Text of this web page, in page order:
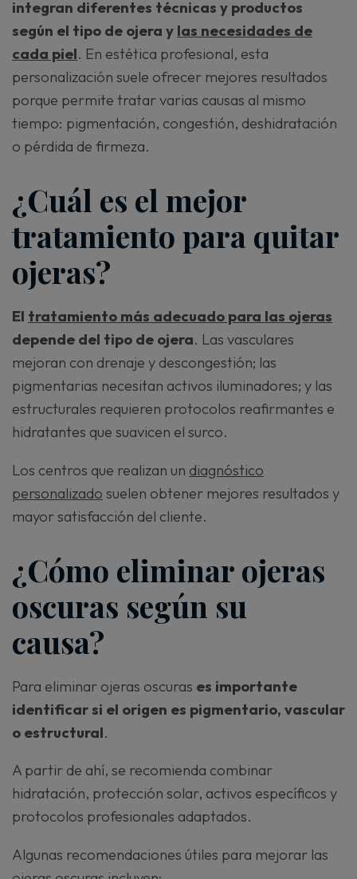
integran diferentes técnicas y productos
según el tipo de ojera y las necesidades de
cada piel. En estética profesional, esta
personalización suele ofrecer mejores resultados
porque permite tratar varias causas al mismo
tiempo: pigmentación, congestión, deshidratación
o pérdida de firmeza.
¿Cuál es el mejor
tratamiento para quitar
ojeras?
El tratamiento más adecuado para las ojeras
depende del tipo de ojera. Las vasculares
mejoran con drenaje y descongestión; las
pigmentarias necesitan activos iluminadores; y las
estructurales requieren protocolos reafirmantes e
hidratantes que suavicen el surco.
Los centros que realizan un diagnóstico
personalizado suelen obtener mejores resultados y
mayor satisfacción del cliente.
¿Cómo eliminar ojeras
oscuras según su
causa?
Para eliminar ojeras oscuras es importante
identificar si el origen es pigmentario, vascular
o estructural.
A partir de ahí, se recomienda combinar
hidratación, protección solar, activos específicos y
protocolos profesionales adaptados.
Algunas recomendaciones útiles para mejorar las